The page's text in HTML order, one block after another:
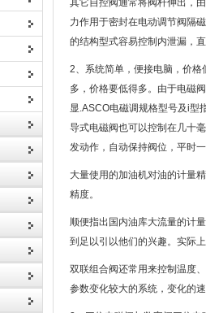
其它自控阀通常将阀杆伸出，
力作用于密封在电动调节阀隔
的结构型式容易控制内泄漏，
2、系统简单，便接电脑，价
多，价格要低得多。由于电磁
显.ASCO电磁调规格型号及i型
导式电磁阀也可以控制在几十
发动作，自动保持阀位，平时
大量使用的加油机对油的计量
精度。
顺便指出国内油库大流量的计
到足以引以他们的兴趣。实际
双联组合阀还常用来控制温度
参数变化较大的系统，变化的